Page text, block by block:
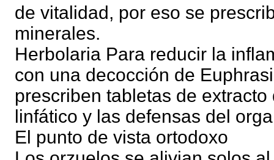
de vitalidad, por eso se
minerales.
Herbolaria Para reducir la
con una decocción de
prescriben tabletas de
linfático y las defensas del
El punto de vista ortodoxo